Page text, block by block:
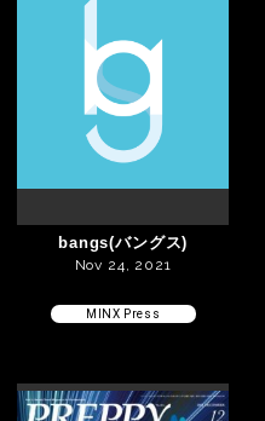
bangs(バングス)
Nov 24, 2021
MINX Press